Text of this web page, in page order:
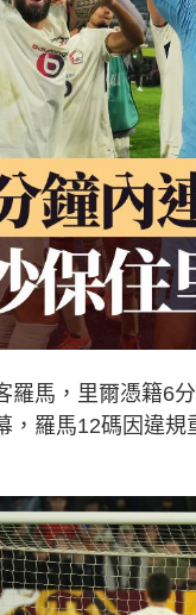
羅馬，里爾憑籍6
，羅馬12碼因違